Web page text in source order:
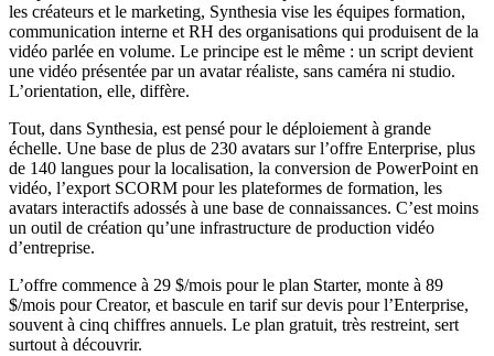
les créateurs et le marketing, Synthesia vise les équipes formation,
communication interne et RH des organisations qui produisent de la
vidéo parlée en volume. Le principe est le même : un script devient
une vidéo présentée par un avatar réaliste, sans caméra ni studio.
L’orientation, elle, diffère.
Tout, dans Synthesia, est pensé pour le déploiement à grande
échelle. Une base de plus de 230 avatars sur l’offre Enterprise, plus
de 140 langues pour la localisation, la conversion de PowerPoint en
vidéo, l’export SCORM pour les plateformes de formation, les
avatars interactifs adossés à une base de connaissances. C’est moins
un outil de création qu’une infrastructure de production vidéo
d’entreprise.
L’offre commence à 29 $/mois pour le plan Starter, monte à 89
$/mois pour Creator, et bascule en tarif sur devis pour l’Enterprise,
souvent à cinq chiffres annuels. Le plan gratuit, très restreint, sert
surtout à découvrir.